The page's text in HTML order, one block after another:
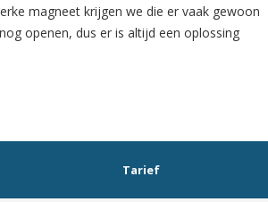
magneet krijgen we die er vaak gewoon
openen, dus er is altijd een oplossing
Tarief